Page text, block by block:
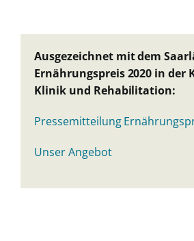
Ausgezeichnet mit dem
Ernährungspreis 2020 in der
Klinik und Rehabilitation:
Pressemitteilung
Unser Angebot